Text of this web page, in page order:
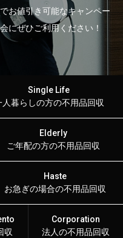
お値引き可能なキャンペー
にぜひご利用ください！
Single Life
人暮らしの方の不用品回収
Elderly
ご年配の方の不用品回収
Haste
お急ぎの場合の不用品回収
収
Corporation
法人の不用品回収